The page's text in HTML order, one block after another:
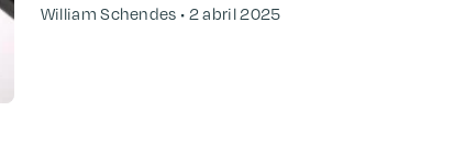
William Schendes 2 abril 2025